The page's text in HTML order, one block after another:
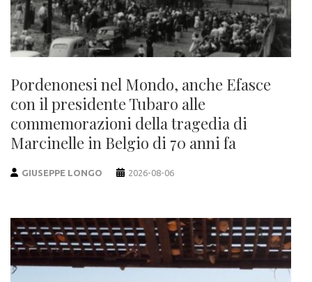
Pordenonesi nel Mondo, anche Efasce
con il presidente Tubaro alle
commemorazioni della tragedia di
Marcinelle in Belgio di 70 anni fa
GIUSEPPE LONGO 2026-08-06